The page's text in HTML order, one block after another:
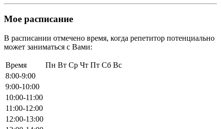
Мое расписание
В расписании отмечено время, когда репетитор потенциально
может заниматься с Вами:
Время Пн Вт Ср Чт Пт Сб Вс
8:00-9:00
9:00-10:00
10:00-11:00
11:00-12:00
12:00-13:00